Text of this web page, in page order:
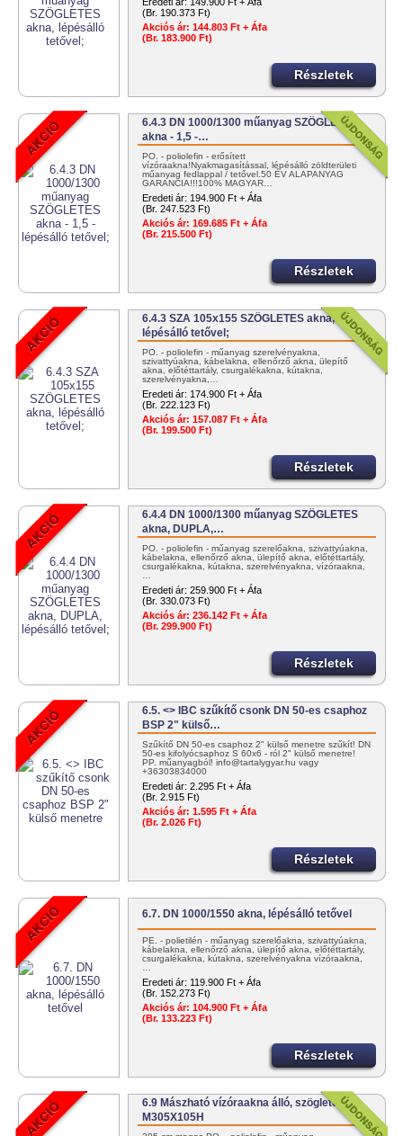
(Br. 190.373 Ft)
Akciós ár: 144.803 Ft + Áfa
(Br. 183.900 Ft)
Részletek
6.4.3 DN 1000/1300 műanyag SZÖGLETES
akna - 1,5 -…
PO. - poliolefin - erősített
vízóraakna!Nyakmagasítással, lépésálló zöldterületi
műanyag fedlappal / tetővel.50 ÉV ALAPANYAG
GARANCIA!!!100% MAGYAR…
Eredeti ár: 194.900 Ft + Áfa
(Br. 247.523 Ft)
Akciós ár: 169.685 Ft + Áfa
(Br. 215.500 Ft)
Részletek
6.4.3 SZA 105x155 SZÖGLETES akna,
lépésálló tetővel;
PO. - poliolefin - műanyag szerelvényakna,
szivattyúakna, kábelakna, ellenőrző akna, ülepítő
akna, előtéttartály, csurgalékakna, kútakna,
szerelvényakna,…
Eredeti ár: 174.900 Ft + Áfa
(Br. 222.123 Ft)
Akciós ár: 157.087 Ft + Áfa
(Br. 199.500 Ft)
Részletek
6.4.4 DN 1000/1300 műanyag SZÖGLETES
akna, DUPLA,…
PO. - poliolefin - műanyag szerelőakna, szivattyúakna,
kábelakna, ellenőrző akna, ülepítő akna, előtéttartály,
csurgalékakna, kútakna, szerelvényakna, vízóraakna,
…
Eredeti ár: 259.900 Ft + Áfa
(Br. 330.073 Ft)
Akciós ár: 236.142 Ft + Áfa
(Br. 299.900 Ft)
Részletek
6.5. <> IBC szűkítő csonk DN 50-es csaphoz
BSP 2" külső…
Szűkítő DN 50-es csaphoz 2" külső menetre szűkít! DN
50-es kifolyócsaphoz S 60x6 - ról 2" külső menetre!
PP. műanyagból! info@tartalygyar.hu vagy
+36303834000
Eredeti ár: 2.295 Ft + Áfa
(Br. 2.915 Ft)
Akciós ár: 1.595 Ft + Áfa
(Br. 2.026 Ft)
Részletek
6.7. DN 1000/1550 akna, lépésálló tetővel
PE. - polietilén - műanyag szerelőakna, szivattyúakna,
kábelakna, ellenőrző akna, ülepítő akna, előtéttartály,
csurgalékakna, kútakna, szerelvényakna vízóraakna,
…
Eredeti ár: 119.900 Ft + Áfa
(Br. 152.273 Ft)
Akciós ár: 104.900 Ft + Áfa
(Br. 133.223 Ft)
Részletek
6.9 Mászható vízóraakna álló, szögletes
M305X105H